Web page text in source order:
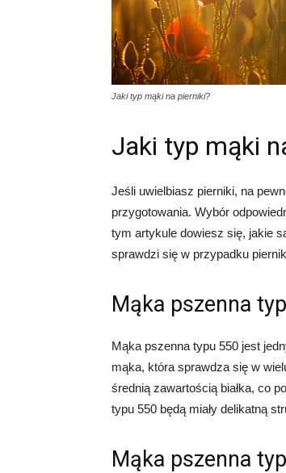
Jaki typ mąki na pierniki?
Jaki typ mąki
Jeśli uwielbiasz pierniki, na
przygotowania. Wybór
tym artykule dowiesz się, jakie
sprawdzi się w przypadku
Mąka pszenna
Mąka pszenna typu 550 jest
mąka, która sprawdza się w
średnią zawartością białka, co
typu 550 będą miały delikatną
Mąka pszenna